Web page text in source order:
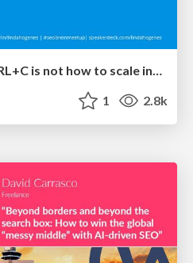
SEO Brein meetup: CTRL+C is not how to scale international SEO
1 2.8k